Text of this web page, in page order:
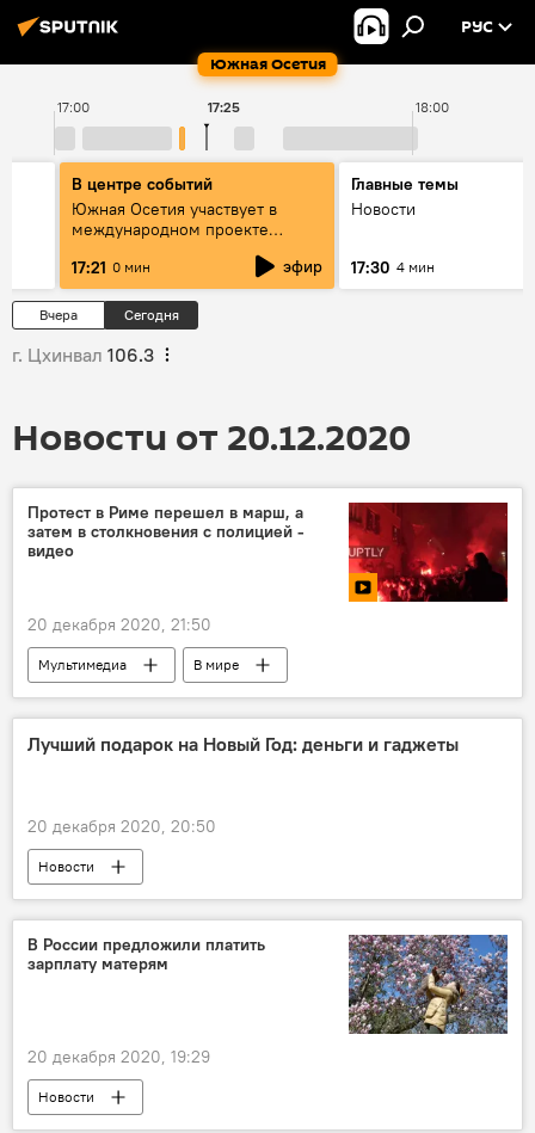
Южная Осетия
РУС
17:00 18:00
17:25
В центре событий
Южная Осетия участвует в
международном проекте
17:21 0 мин эфир
Главные темы
Новости
17:30 4 мин
Вчера Сегодня
г. Цхинвал 106.3
Новости от 20.12.2020
Протест в Риме перешел в марш, а
затем в столкновения с полицией -
видео
20 декабря 2020, 21:50
Мультимедиа В мире
Лучший подарок на Новый Год: деньги и гаджеты
20 декабря 2020, 20:50
Новости
В России предложили платить
зарплату матерям
20 декабря 2020, 19:29
Новости